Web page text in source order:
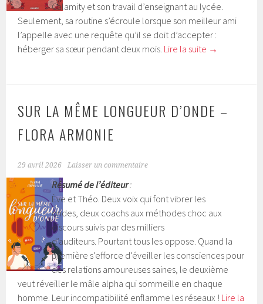
Calamity et son travail d’enseignant au lycée.
Seulement, sa routine s’écroule lorsque son meilleur ami
l’appelle avec une requête qu’il se doit d’accepter :
héberger sa sœur pendant deux mois. Lire la suite →
SUR LA MÊME LONGUEUR D’ONDE –
FLORA ARMONIE
29 avril 2026 Laisser un commentaire
Résumé de l’éditeur:
Ève et Théo. Deux voix qui font vibrer les
ondes, deux coachs aux méthodes choc aux
discours suivis par des milliers
d’auditeurs. Pourtant tous les oppose. Quand la
première s’efforce d’éveiller les consciences pour
des relations amoureuses saines, le deuxième
veut réveiller le mâle alpha qui sommeille en chaque
homme. Leur incompatibilité enflamme les réseaux ! Lire la